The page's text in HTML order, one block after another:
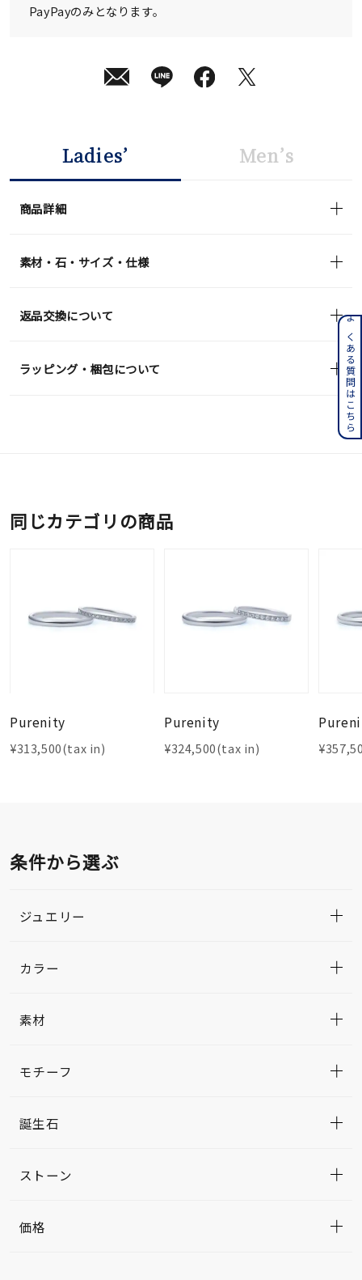
PayPayのみとなります。
Ladies’ Men’s
商品詳細
素材・石・サイズ・仕様
返品交換について
ラッピング・梱包について
同じカテゴリの商品
Purenity
¥313,500(tax in)
Purenity
¥324,500(tax in)
条件から選ぶ
ジュエリー
カラー
素材
モチーフ
誕生石
ストーン
価格
よくある質問はこちら